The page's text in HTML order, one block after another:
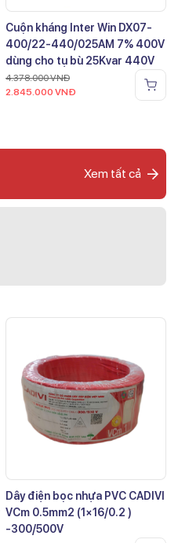
Cuộn kháng Inter Win DX07-
400/22-440/025AM 7% 400V
dùng cho tụ bù 25Kvar 440V
4.378.000VNĐ
2.845.000 VNĐ
Xem tất cả
Dây điện bọc nhựa PVC CADIVI
VCm 0.5mm2 (1×16/0.2 )
-300/500V